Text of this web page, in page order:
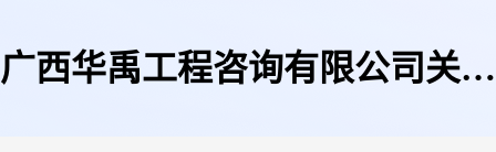
广西华禹工程咨询有限公司关于